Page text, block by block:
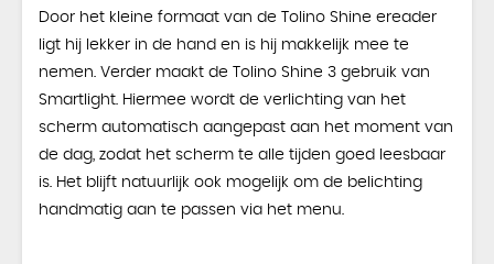
Door het kleine formaat van de Tolino Shine ereader
ligt hij lekker in de hand en is hij makkelijk mee te
nemen. Verder maakt de Tolino Shine 3 gebruik van
Smartlight. Hiermee wordt de verlichting van het
scherm automatisch aangepast aan het moment van
de dag, zodat het scherm te alle tijden goed leesbaar
is. Het blijft natuurlijk ook mogelijk om de belichting
handmatig aan te passen via het menu.